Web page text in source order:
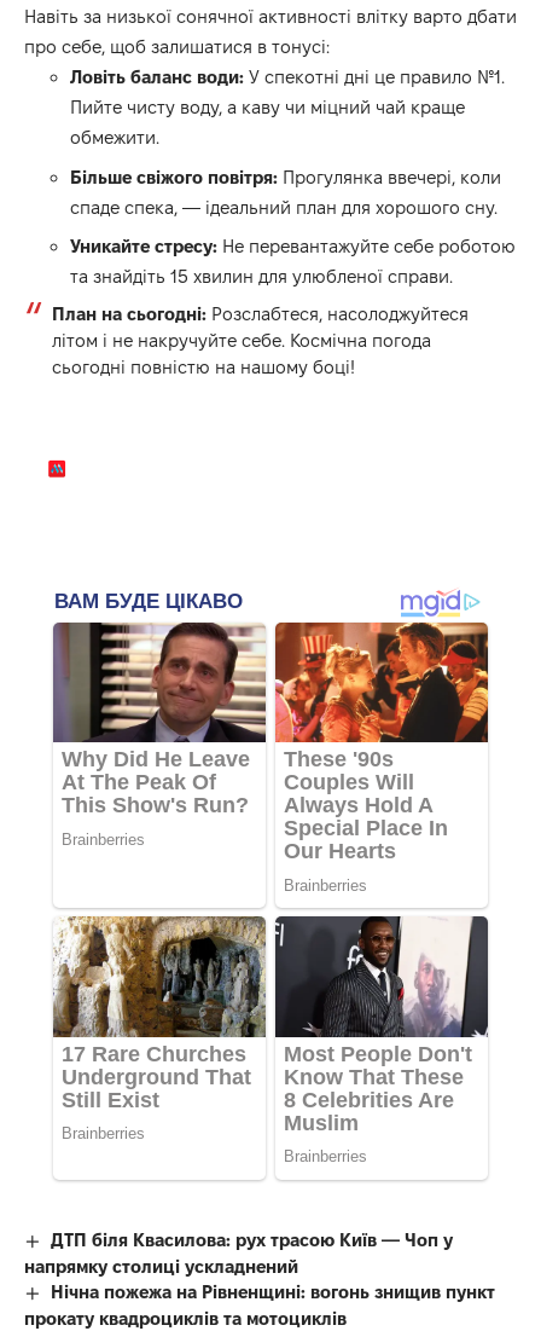
Навіть за низької сонячної активності влітку варто дбати
про себе, щоб залишатися в тонусі:
Ловіть баланс води:У спекотні дні це правило №1.
Пийте чисту воду, а каву чи міцний чай краще
обмежити.
Більше свіжого повітря:Прогулянка ввечері, коли
спаде спека, — ідеальний план для хорошого сну.
Уникайте стресу:Не перевантажуйте себе роботою
та знайдіть 15 хвилин для улюбленої справи.
План на сьогодні:Розслабтеся, насолоджуйтеся
літом і не накручуйте себе. Космічна погода
сьогодні повністю на нашому боці!
ДТП біля Квасилова: рух трасою Київ — Чоп у
напрямку столиці ускладнений
Нічна пожежа на Рівненщині: вогонь знищив пункт
прокату квадроциклів та мотоциклів